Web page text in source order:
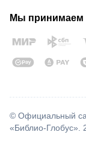
Мы принимаем
© Официальный
«Библио-Глобус».